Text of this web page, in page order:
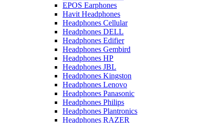
EPOS Earphones
Havit Headphones
Headphones Cellular
Headphones DELL
Headphones Edifier
Headphones Gembird
Headphones HP
Headphones JBL
Headphones Kingston
Headphones Lenovo
Headphones Panasonic
Headphones Philips
Headphones Plantronics
Headphones RAZER